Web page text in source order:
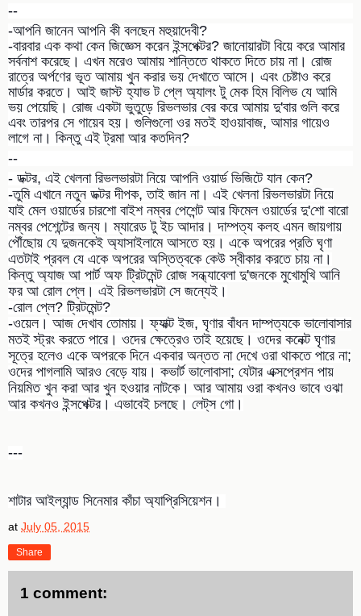
--
-আপনি জানেন আপনি কী বলছেন মহুয়াদেবী?
-বারবার এক কথা কেন জিজ্ঞেস করেন ইন্সপেক্টর? জানোয়ারটা বিয়ে করে আমার
সর্বনাশ করেছে। এখন মরেও আমায় শান্তিতে থাকতে দিতে চায় না। রোজ
রাত্রে অর্পণের ভূত আমায় খুন করার ভয় দেখাতে আসে। এবং চেষ্টাও করে
মার্ডার করতে। আই জাস্ট হ্যাভ ট প্লে অ্যালং টু মেক হিম বিলিভ যে আমি
ভয় পেয়েছি। রোজ একটা ভুতুড়ে রিভলভার বের করে আমায় দু'বার গুলি করে
এবং তারপর সে গায়েব হয়। গুলিগুলো ওর মতই হাওয়াবাজ, আমার গায়েও
লাগে না। কিন্তু এই ট্রমা আর কতদিন?
--
- ডক্টর, এই খেলনা রিভলভারটা নিয়ে আপনি ওয়ার্ড ভিজিটে যান কেন?
-তুমি এখানে নতুন ডক্টর দীপক, তাই জান না। এই খেলনা রিভলভারটা নিয়ে
যাই মেল ওয়ার্ডের চারশো বাইশ নম্বর পেশেন্ট আর ফিমেল ওয়ার্ডের দু'শো বারো
নম্বর পেশেন্টের জন্য। ম্যারেড টু ইচ আদার। দাম্পত্য কলহ এমন জায়গায়
পৌঁছোয় যে দুজনকেই অ্যাসাইলামে আসতে হয়। একে অপরের প্রতি ঘৃণা
এতটাই প্রবল যে একে অপরের অস্তিত্বকে কেউ স্বীকার করতে চায় না।
কিন্তু অ্যাজ আ পার্ট অফ ট্রিটমেন্ট রোজ সন্ধ্যাবেলা দু'জনকে মুখোমুখি আনি
ফর আ রোল প্লে। এই রিভলভারটা সে জন্যেই।
-রোল প্লে? ট্রিটমেন্ট?
-ওয়েল। আজ দেখাব তোমায়। ফ্যাক্ট ইজ, ঘৃণার বাঁধন দাম্পত্যকে ভালোবাসার
মতই স্ট্রং করতে পারে। ওদের ক্ষেত্রেও তাই হয়েছে। ওদের কনেক্ট ঘৃণার
সূত্রে হলেও একে অপরকে দিনে একবার অন্তত না দেখে ওরা থাকতে পারে না;
ওদের পাগলামি আরও বেড়ে যায়। কভার্ট ভালোবাসা; যেটার এক্সপ্রেশন পায়
নিয়মিত খুন করা আর খুন হওয়ার নাটকে। আর আমায় ওরা কখনও ভাবে ওঝা
আর কখনও ইন্সপেক্টর। এভাবেই চলছে। লেট্‌স গো।
---
শাটার আইল্যান্ড সিনেমার কাঁচা অ্যাপ্রিসিয়েশন।
at July 05, 2015
Share
1 comment: